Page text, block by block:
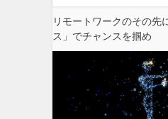
リモートワークのその先
ス」でチャンスを掴め